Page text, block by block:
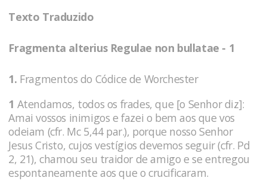
Texto Traduzido
Fragmenta alterius Regulae non bullatae - 1
1. Fragmentos do Códice de Worchester
1 Atendamos, todos os frades, que [o Senhor diz]:
Amai vossos inimigos e fazei o bem aos que vos
odeiam (cfr. Mc 5,44 par.), porque nosso Senhor
Jesus Cristo, cujos vestígios devemos seguir (cfr. Pd
2, 21), chamou seu traidor de amigo e se entregou
espontaneamente aos que o crucificaram.